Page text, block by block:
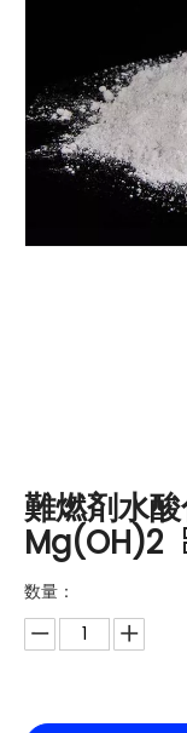
難燃剤水
Mg(OH)2
数量：